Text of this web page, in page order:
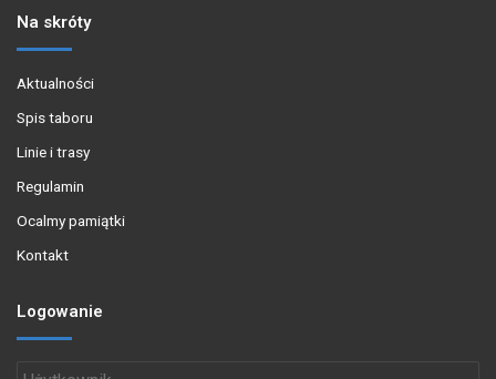
Na skróty
Aktualności
Spis taboru
Linie i trasy
Regulamin
Ocalmy pamiątki
Kontakt
Logowanie